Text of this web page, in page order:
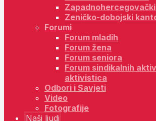
Zeničko-dobojski
Forumi
Forum mladih
Forum žena
Forum seniora
Forum sindikalnih
aktivistica
Odbori i Savjeti
Video
Fotografije
Naši ljudi